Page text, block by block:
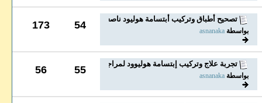
تصحيح أطباق وتركيب أبتسامة هوليود ناصعة البياض...
بواسطة asnanaka
54
173
تجربة علاج وتركيب إبتسامة هوليوود لمراجعة عانت من...
بواسطة asnanaka
55
56